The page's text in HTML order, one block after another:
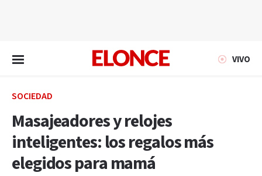
VIVO
SOCIEDAD
Masajeadores y relojes
inteligentes: los regalos más
elegidos para mamá